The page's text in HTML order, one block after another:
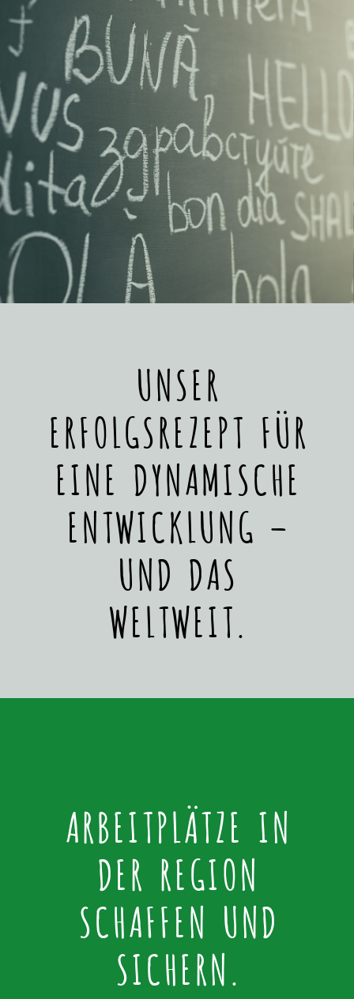
UNSER
ERFOLGSREZEPT FÜR
EINE DYNAMISCHE
ENTWICKLUNG –
UND DAS
WELTWEIT.
ARBEITPLÄTZE IN
DER REGION
SCHAFFEN UND
SICHERN.